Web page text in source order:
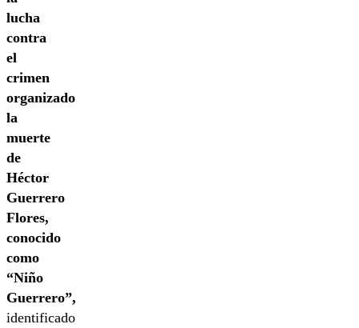
lucha
contra
el
crimen
organizado
la
muerte
de
Héctor
Guerrero
Flores,
conocido
como
“Niño
Guerrero”,
identificado